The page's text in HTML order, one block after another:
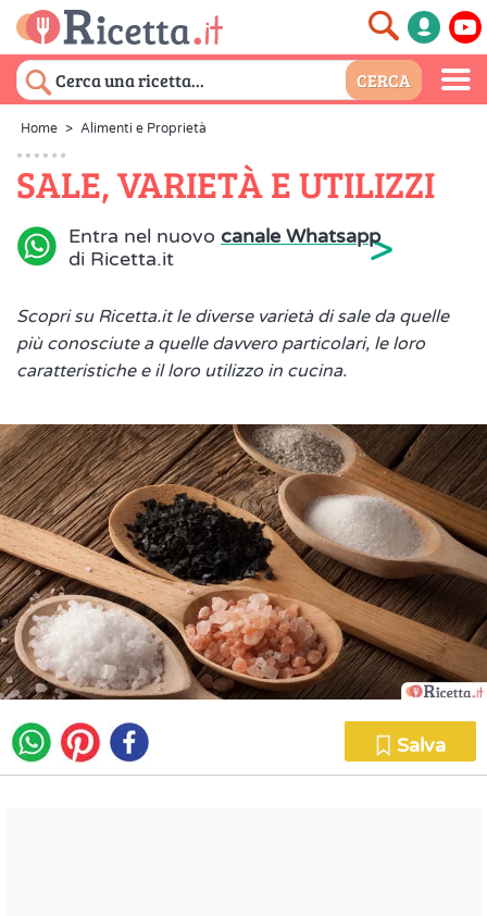
Home > Alimenti e Proprietà
SALE, VARIETÀ E UTILIZZI
Entra nel nuovo canale Whatsapp
di Ricetta.it
>
Scopri su Ricetta.it le diverse varietà di sale da quelle
più conosciute a quelle davvero particolari, le loro
caratteristiche e il loro utilizzo in cucina.
Salva